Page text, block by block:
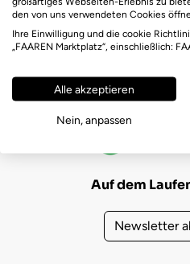
FAAREN
Auf dem
Newsletter
den von uns verwendeten Cookies
Ihre Einwilligung und die cookie
„FAAREN Marktplatz“, einschließlich:
Alle akzeptieren
Nein, anpassen